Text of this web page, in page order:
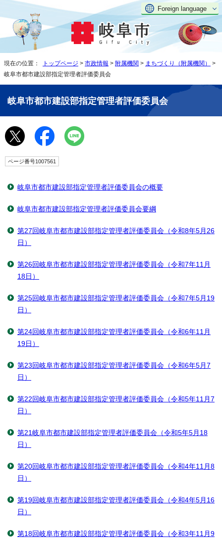
Foreign language
現在の位置： トップページ > 市政情報 > 附属機関 > まちづくり（附属機関）
>
岐阜市都市建設部指定管理者評価委員会
岐阜市都市建設部指定管理者評価委員会
ページ番号1007561
岐阜市都市建設部指定管理者評価委員会の概要
岐阜市都市建設部指定管理者評価委員会要綱
第27回岐阜市都市建設部指定管理者評価委員会（令和8年5月26
日）
第26回岐阜市都市建設部指定管理者評価委員会（令和7年11月
18日）
第25回岐阜市都市建設部指定管理者評価委員会（令和7年5月19
日）
第24回岐阜市都市建設部指定管理者評価委員会（令和6年11月
19日）
第23回岐阜市都市建設部指定管理者評価委員会（令和6年5月7
日）
第22回岐阜市都市建設部指定管理者評価委員会（令和5年11月7
日）
第21岐阜市都市建設部指定管理者評価委員会（令和5年5月18
日）
第20回岐阜市都市建設部指定管理者評価委員会（令和4年11月8
日）
第19回岐阜市都市建設部指定管理者評価委員会（令和4年5月16
日）
第18回岐阜市都市建設部指定管理者評価委員会（令和3年11月9